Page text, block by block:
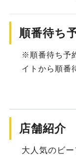
順番待ち
※順番待ち予
イトから順番
店舗紹介
大人気のビ